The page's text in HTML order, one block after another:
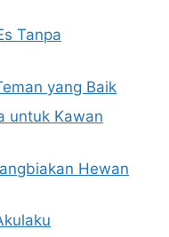
Tanpa
yang Baik
untuk Kawan
Hewan